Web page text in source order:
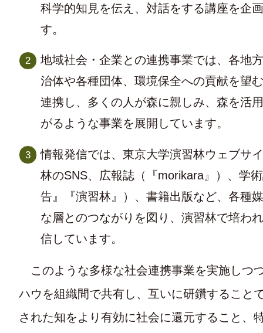
科学的知見を伝え、対話をする講座を企
す。
地域社会・企業との連携事業では、各地
治体や各種団体、環境保全への貢献を望
連携し、多くの人が森に親しみ、森を活
がるような事業を展開しています。
情報発信では、東京大学演習林ウェブサ
林のSNS、広報誌（『morikara』）、学
告』『演習林』）、書籍出版など、各種
な層とのつながりを図り、演習林で培わ
信しています。
このような多様な社会連携事業を実施しつ
ハウを組織間で共有し、互いに研鑽すること
された知をより有効に社会に還元すること、